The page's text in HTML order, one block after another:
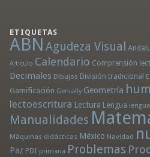
ETIQUETAS
ABN Agudeza Visual
Artículo Calendario Comprensión
Decimales Dibujos División tradicional
Gamificación Genially Geometría
lectoescritura Lectura Lengua
Manualidades
Máquinas didácticas México Navidad
Paz PDI primaria Problemas